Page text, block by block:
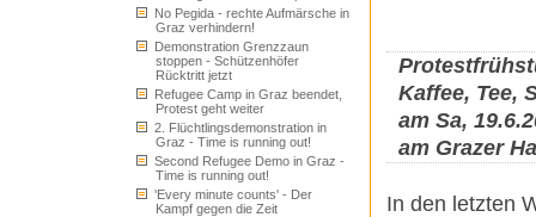
No Pegida - rechte Aufmärsche in
Graz verhindern!
Demonstration Grenzzaun
stoppen - Schützenhöfer
Rücktritt jetzt
Refugee Camp in Graz beendet,
Protest geht weiter
2. Flüchtlingsdemonstration in
Graz - Time is running out!
Second Refugee Demo in Graz -
Time is running out!
'Every minute counts' - Der
Kampf gegen die Zeit
Kaffee, Tee,
am Sa,
am Grazer
In den letzten